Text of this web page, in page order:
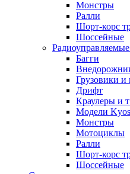
Монстры
Ралли
Шорт-корс
Шоссейные
Багги
Грузовики
Дрифт
Краулеры и
Модели
Монстры
Мотоциклы
Ралли
Шорт-корс
Шоссейные